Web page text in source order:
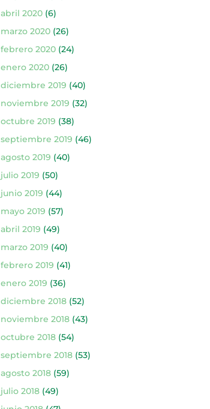
abril 2020(6)
marzo 2020(26)
febrero 2020(24)
enero 2020(26)
diciembre 2019 (40)
noviembre 2019 (32)
octubre 2019 (38)
septiembre 2019 (46)
agosto 2019 (40)
julio 2019 (50)
junio 2019 (44)
mayo 2019 (57)
abril 2019 (49)
marzo 2019 (40)
febrero 2019 (41)
enero 2019 (36)
diciembre 2018(52)
noviembre 2018(43)
octubre 2018(54)
septiembre 2018(53)
agosto 2018(59)
julio 2018(49)